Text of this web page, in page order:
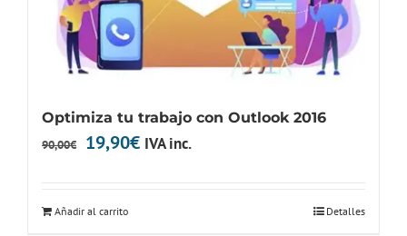
Optimiza tu trabajo con Outlook 2016
90,00€
El
era:
19,90€ElIVA inc.
Añadir al carrito Detalles